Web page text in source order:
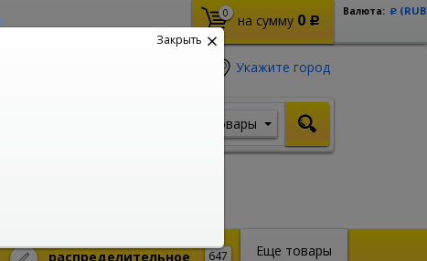
0 на сумму 0 Р
Валюта: Р
Укажите город
Товары
Еще товары
647
распределительное
Закрыть